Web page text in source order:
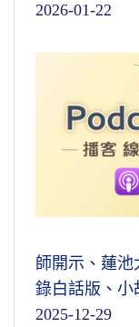
2026-01-22
師開示、蓮
錄白話版、小
2025-12-29